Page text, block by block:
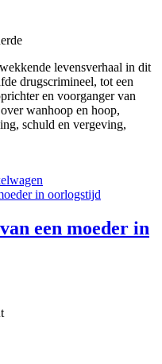
levensverhaal in dit
drugscrimineel, tot een
en voorganger van
wanhoop en hoop,
schuld en vergeving,
een moeder in